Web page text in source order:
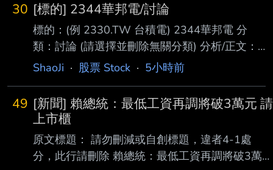
30 [標的] 2344華邦電/討論
標的：(例 2330.TW 台積電) 2344華邦電 分
類：討論 (請選擇並刪除無關分類) 分析/正文：
標的分類多已經發太多篇了 就按照之前的慣性
了-.- 之前承諾過大家 法說會開完之後要發分析
文 現在來補功課 -華邦電- 第二季增逾七成、年
增逾三倍 且毛利率一舉突破七成 較上季及去年
同期均大幅躍升 顯示產品組合優化與售價上漲
的效益正快速反映在獲利上 記憶體績效好已經
ShaoJi · 股票 Stock · 5小時前
49 [新聞] 賴總統：最低工資再調將破3萬元 請
上市櫃
原文標題： 請勿刪減或自創標題，違者4-1處
分，此行請刪除 賴總統：最低工資再調將破3萬元